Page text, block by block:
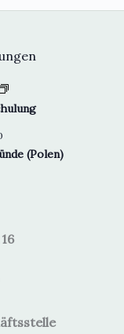
(Polen)